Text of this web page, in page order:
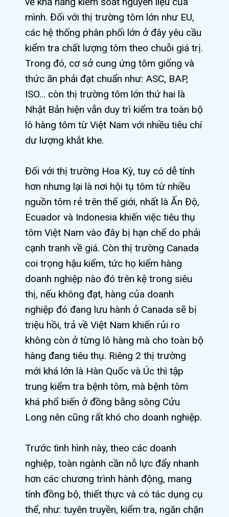
mình. Đối với thị trường tôm lớn như EU,
các hệ thống phân phối lớn ở đây yêu cầu
kiểm tra chất lượng tôm theo chuỗi giá trị.
Trong đó, cơ sở cung ứng tôm giống và
thức ăn phải đạt chuẩn như: ASC, BAP,
ISO… còn thị trường tôm lớn thứ hai là
Nhật Bản hiện vẫn duy trì kiểm tra toàn bộ
lô hàng tôm từ Việt Nam với nhiều tiêu chí
dư lượng khắt khe.
Đối với thị trường Hoa Kỳ, tuy có dễ tính
hơn nhưng lại là nơi hội tụ tôm từ nhiều
nguồn tôm rẻ trên thế giới, nhất là Ấn Độ,
Ecuador và Indonesia khiến việc tiêu thụ
tôm Việt Nam vào đây bị hạn chế do phải
cạnh tranh về giá. Còn thị trường Canada
coi trọng hậu kiểm, tức họ kiểm hàng
doanh nghiệp nào đó trên kệ trong siêu
thị, nếu không đạt, hàng của doanh
nghiệp đó đang lưu hành ở Canada sẽ bị
triệu hồi, trả về Việt Nam khiến rủi ro
không còn ở từng lô hàng mà cho toàn bộ
hàng đang tiêu thụ. Riêng 2 thị trường
mới khá lớn là Hàn Quốc và Úc thì tập
trung kiểm tra bệnh tôm, mà bệnh tôm
khá phổ biến ở đồng bằng sông Cửu
Long nên cũng rất khó cho doanh nghiệp.
Trước tình hình này, theo các doanh
nghiệp, toàn ngành cần nỗ lực đẩy nhanh
hơn các chương trình hành động, mang
tính đồng bộ, thiết thực và có tác dụng cụ
thể, như: tuyên truyền, kiểm tra, ngăn chặn